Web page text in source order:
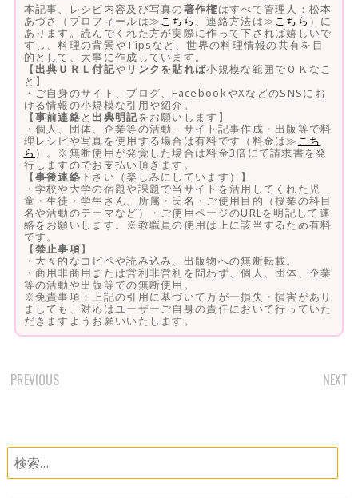
本記事、レシピ内容及び写真の著作権はすべて管理人：松本
あづさ（プロフィールは≫こちら 、連絡方法は≫こちら ）に
あります。読んでくれた方が実際に作って下されば嬉しいで
すし、料理の背景やTipsなど、世界の料理情報の共有を目
的として、大事に作成しています。
【 出典ＵＲＬ付記や リンクを貼れば小規模な範囲でＯＫなこ
と】
・ご自身のサイト、ブログ、FacebookやXなどのSNSにお
ける情報の小規模な引用や紹介。
【事前連絡と 出典明記をお願いします】
・個人、団体、企業等の活動・サイト記事作成・出版等で料
理レシピや写真を使用する場合は有料です（料金は≫ こち
ら ）。※無断使用が発覚した場合は料金3倍にて請求書を発
行しますのでお支払い頂きます。
【事後連絡下さい（楽しみにしています）】
・学校や大学の宿題や課題で当サイトを活用してくれた児
童・生徒・学生さん。所属・氏名・ご使用目的（授業の科目
名や活動のテーマなど）・ご使用ページのURLを明記して連
絡をお願いします。※教職員の使用は上に該当するため有料
です。
【禁止事項】
・大々的なコピペや読み込み、出版物への無断転載。
・商用非商用または営利非営利を問わず、個人、団体、企業
等の活動や出版等での無断使用。
※免責事項：上記の引用に基づいて万が一損失・損害があり
ましても、対応はユーザーご自身の責任において行っていた
だきますようお願いいたします。
POST
PREVIOUS NEXT
検
索: